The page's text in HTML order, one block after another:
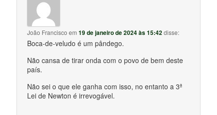
João Francisco em19 de janeiro de 2024 às 15:42disse:
Boca-de-veludo é um pândego.
Não cansa de tirar onda com o povo de bem deste
país.
Não sei o que ele ganha com isso, no entanto a 3ª
Lei de Newton é irrevogável.